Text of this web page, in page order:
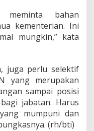
meminta bahan
kementerian. Ini
mungkin,” kata
perlu selektif
yang merupakan
sampai posisi
jabatan. Harus
mumpuni dan
(rh/bti)